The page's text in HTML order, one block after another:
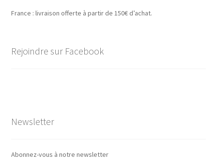
France : livraison offerte à partir de 150€ d’achat.
Rejoindre sur Facebook
Newsletter
Abonnez-vous à notre newsletter